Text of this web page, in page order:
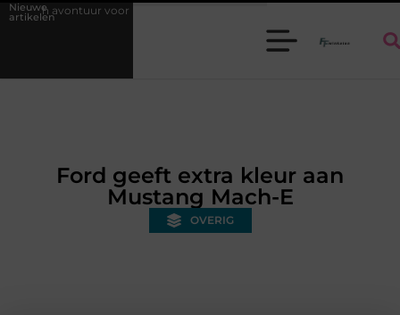
Nieuwe
artikelenkies je een auto of kinderquad?
Ford geeft extra kleur aan
Mustang Mach-E
OVERIG